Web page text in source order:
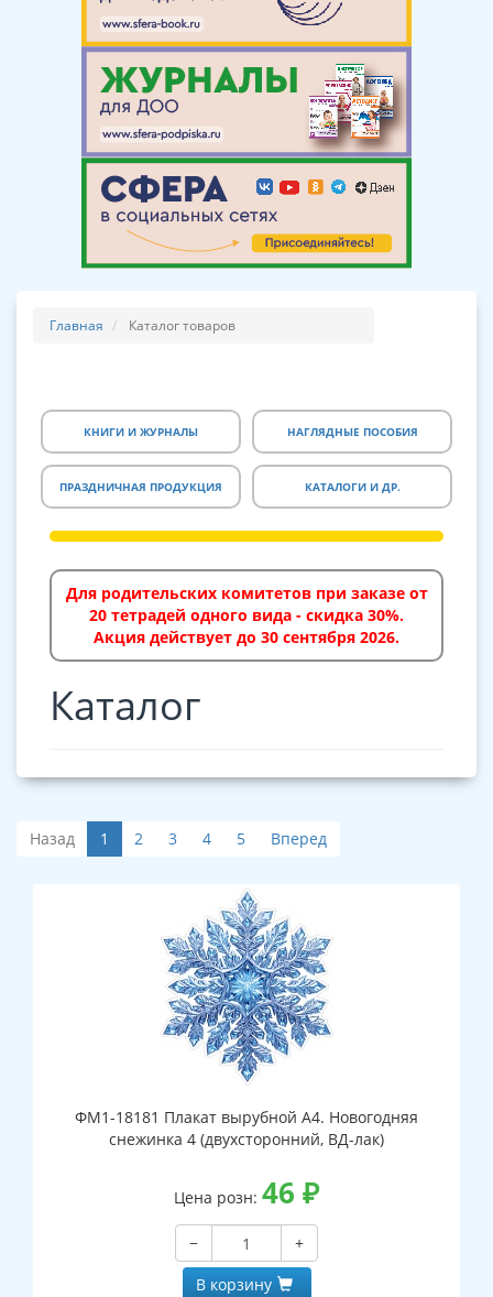
Главная Каталог товаров
КНИГИ И ЖУРНАЛЫ НАГЛЯДНЫЕ ПОСОБИЯ
ПРАЗДНИЧНАЯ ПРОДУКЦИЯ КАТАЛОГИ И ДР.
Для родительских комитетов при заказе от
20 тетрадей одного вида - скидка 30%.
Акция действует до 30 сентября 2026.
Каталог
Назад 1 2 3 4 5 Вперед
ФМ1-18181 Плакат вырубной А4. Новогодняя
снежинка 4 (двухсторонний, ВД-лак)
Цена розн: 46 ₽
−
+
В корзину